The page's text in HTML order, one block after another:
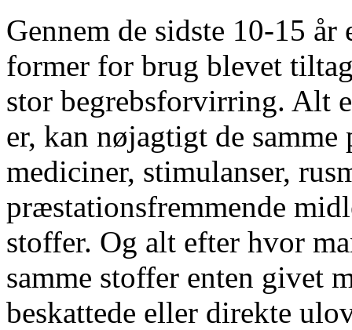
Gennem de sidste 10-15
former for brug blevet
stor begrebsforvirring. Alt
er, kan nøjagtigt de
mediciner, stimulanser,
præstationsfremmende
stoffer. Og alt efter hvor
samme stoffer enten givet
beskattede eller direkte